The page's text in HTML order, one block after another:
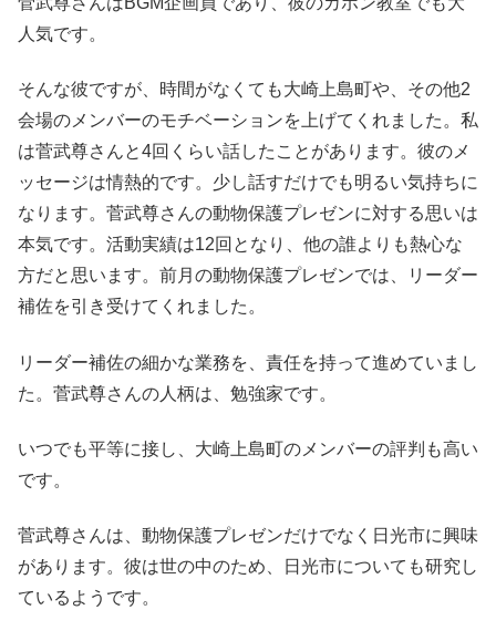
人気です。
そんな彼ですが、時間がなくても大崎上島町や、その他2
会場のメンバーのモチベーションを上げてくれました。私
は菅武尊さんと4回くらい話したことがあります。彼のメ
ッセージは情熱的です。少し話すだけでも明るい気持ちに
なります。菅武尊さんの動物保護プレゼンに対する思いは
本気です。活動実績は12回となり、他の誰よりも熱心な
方だと思います。前月の動物保護プレゼンでは、リーダー
補佐を引き受けてくれました。
リーダー補佐の細かな業務を、責任を持って進めていまし
た。菅武尊さんの人柄は、勉強家です。
いつでも平等に接し、大崎上島町のメンバーの評判も高い
です。
菅武尊さんは、動物保護プレゼンだけでなく日光市に興味
があります。彼は世の中のため、日光市についても研究し
ているようです。